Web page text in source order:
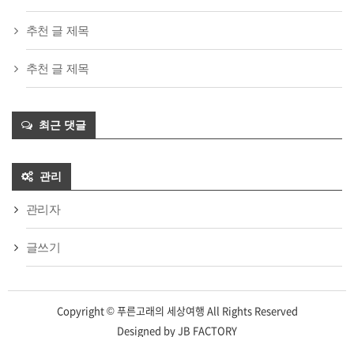
추천 글 제목
추천 글 제목
최근 댓글
관리
관리자
글쓰기
Copyright © 푸른고래의 세상여행 All Rights Reserved
Designed by JB FACTORY